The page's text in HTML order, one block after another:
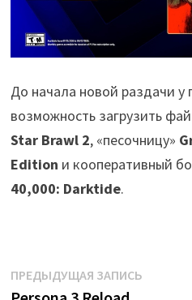
До начала новой раздачи у
возможность загрузить
Star Brawl 2, «песочницу»
Edition и кооперативный
40,000: Darktide.
Навигация
ПРЕДЫДУЩАЯ ЗАПИСЬ